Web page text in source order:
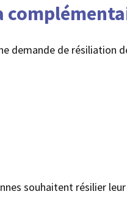
demande de résiliation
souhaitent résilier leur